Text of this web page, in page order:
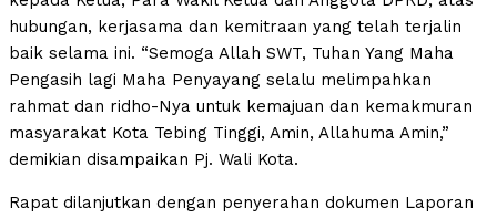
hubungan, kerjasama dan kemitraan yang telah terjalin
baik selama ini. “Semoga Allah SWT, Tuhan Yang Maha
Pengasih lagi Maha Penyayang selalu melimpahkan
rahmat dan ridho-Nya untuk kemajuan dan kemakmuran
masyarakat Kota Tebing Tinggi, Amin, Allahuma Amin,”
demikian disampaikan Pj. Wali Kota.
Rapat dilanjutkan dengan penyerahan dokumen Laporan